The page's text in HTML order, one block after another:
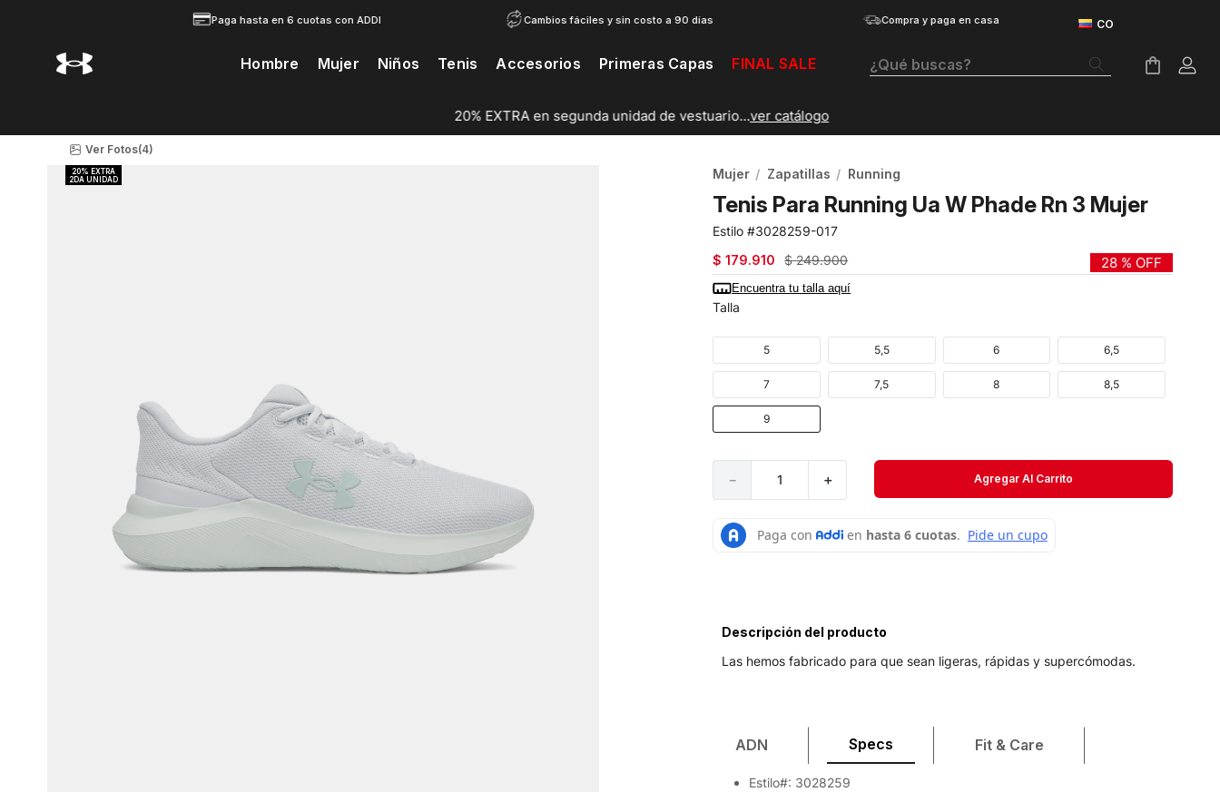
Paga hasta en 6 cuotas con ADDI Cambios fáciles y sin costo a 90 días Compra y paga en casa
Hombre Mujer Niños Tenis Accesorios Primeras Capas FINAL SALE ¿Qué buscas?
20% EXTRA en segunda unidad de vestuario...ver catálogo
Ver Fotos(4)
Mujer Zapatillas Running
Tenis Para Running Ua W Phade Rn 3 Mujer
3028259-017
$ 179.910 $ 249.900 28 % OFF
Encuentra tu talla aquí
Talla
5 6
7 8
9
7,5 8,5
6,5
5,5
＋
－ Agregar Al Carrito
Descripción del producto
Las hemos fabricado para que sean ligeras, rápidas y supercómodas.
ADN Specs Fit & Care
Estilo#: 3028259
Botas
Tenis Mujer
Tenis Hombre
Velociti Distance
Basketball
Short